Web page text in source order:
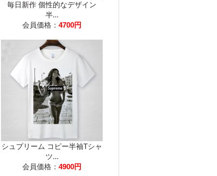
毎日新作 個性的なデザイン
半...
会員価格： 4700円
シュプリーム コピー半袖Tシャ
ツ...
会員価格： 4900円